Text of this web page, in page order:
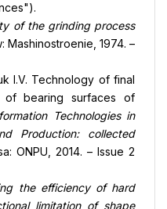
of the grinding process
Mashinostroenie, 1974. –
I.V. Technology of final
of bearing surfaces of
Technologies in
Production: collected
ONPU, 2014. – Issue 2
the efficiency of hard
limitation of shape